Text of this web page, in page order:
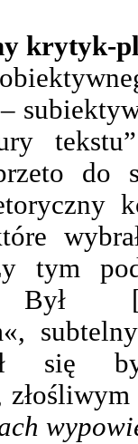
krytyk-
do
tym
Był
się